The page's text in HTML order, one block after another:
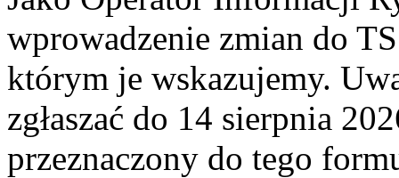
wprowadzenie zmian do
którym je wskazujemy.
zgłaszać do 14 sierpnia
przeznaczony do tego